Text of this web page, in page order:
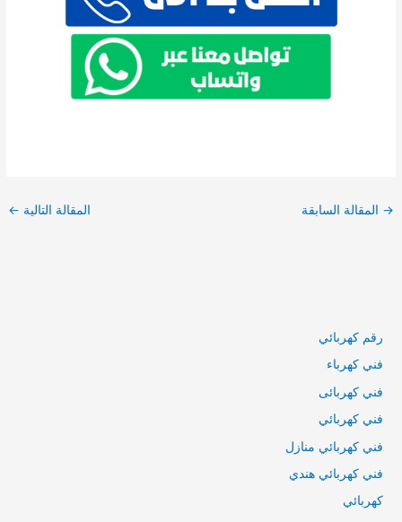
→ المقالة السابقة المقالة التالية ←
رقم كهربائي
فني كهرباء
فني كهربائى
فني كهربائي
فني كهربائي منازل
فني كهربائي هندي
كهربائي